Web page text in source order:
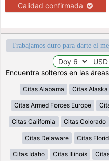
Calidad confirmada
Trabajamos duro para darte el
Encuentra solteros en las
Citas Alabama Citas Alaska
Citas Armed Forces Europe
Citas California Citas Colorado
Citas Delaware Citas
Citas Idaho Citas Illinois